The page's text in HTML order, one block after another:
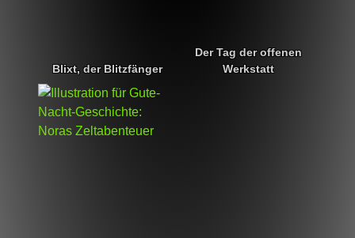
Blixt, der Blitzfänger
Der Tag der offenen
Werkstatt